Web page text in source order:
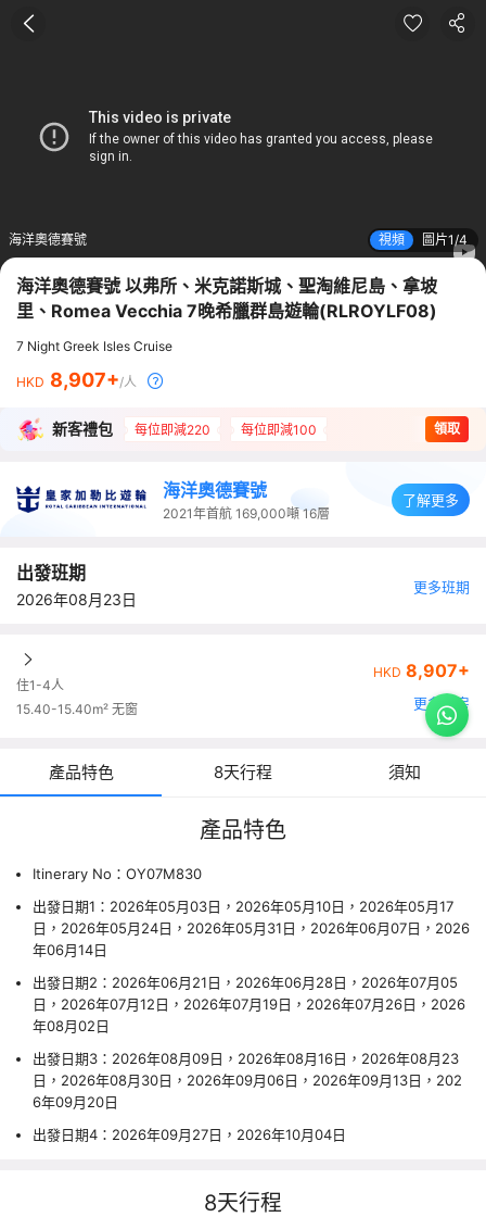
海洋奧德賽號 視頻 圖片1 4
海洋奧德賽號 以弗所、米克諾斯城、聖淘維尼島、拿坡
里、Romea Vecchia 7晚希臘群島遊輪(RLROYLF08)
7 Night Greek Isles Cruise
HKD 8,907 /人
新客禮包 每位即減220 每位即減100 領取
海洋奧德賽號
2021年首航 169,000噸 16層
了解更多
出發班期
2026年08月23日
更多班期
住1-4人
15.40-15.40m² 无窗
HKD 8,907+
更多艙房
產品特色 8天行程 須知
產品特色
Itinerary No：OY07M830
出發日期1：2026年05月03日，2026年05月10日，2026年05月17
日，2026年05月24日，2026年05月31日，2026年06月07日，2026
年06月14日
出發日期2：2026年06月21日，2026年06月28日，2026年07月05
日，2026年07月12日，2026年07月19日，2026年07月26日，2026
年08月02日
出發日期3：2026年08月09日，2026年08月16日，2026年08月23
日，2026年08月30日，2026年09月06日，2026年09月13日，202
6年09月20日
出發日期4：2026年09月27日，2026年10月04日
8天行程